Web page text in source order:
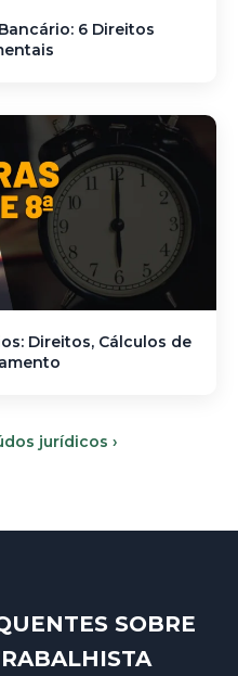
6 Direitos
Direitos, Cálculos de
jurídicos ›
SOBRE